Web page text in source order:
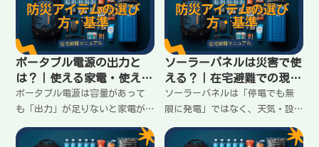
か”を先に決めること。失敗し
ない基準と考え方をまとめま
す。
の目安に落として容量を決める
考え方を在宅避難向けに整理し
ます。
ポータブル電源の出力と
は？｜使える家電・使えな
い家電の分かれ目
ポータブル電源は容量があって
も「出力」が足りないと家電が
の分かれ目、在宅避難で優先す
ソーラーパネルは災害で使
える？｜在宅避難での現実
ライン
ソーラーパネルは「停電でも無
限に発電」ではなく、天気・設
在宅避難で役に立つ場面、難し